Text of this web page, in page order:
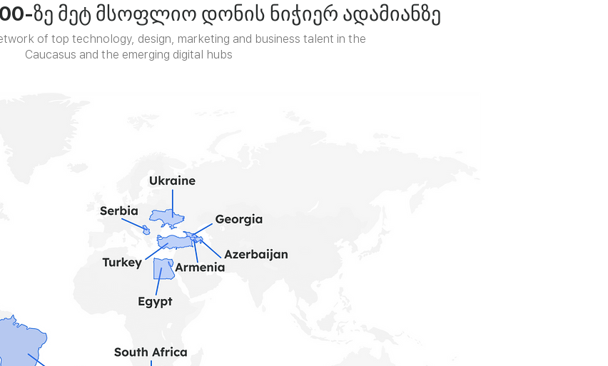
ზე მეტ მსოფლიო დონის ნიჭიერ ადამიანზე
of top technology, design, marketing and business talent in the
Caucasus and the emerging digital hubs